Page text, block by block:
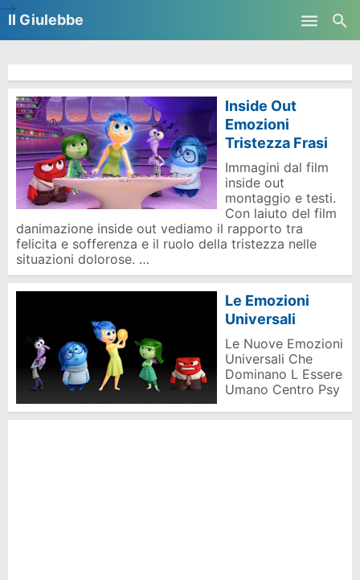
Il Giulebbe
Inside Out
Emozioni
Tristezza Frasi
Immagini dal film
inside out
montaggio e testi.
Con laiuto del film
danimazione inside out vediamo il rapporto tra
felicita e sofferenza e il ruolo della tristezza nelle
situazioni dolorose. …
Le Emozioni
Universali
Le Nuove Emozioni
Universali Che
Dominano L Essere
Umano Centro Psy